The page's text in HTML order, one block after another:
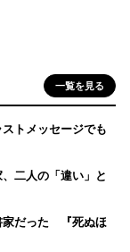
一覧を見る
トメッセージでも
二人の「違い」と
家だった 『死ぬほ